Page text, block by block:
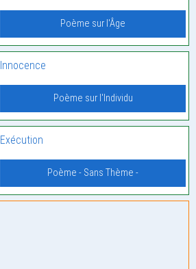
Poème sur l'Âge
Innocence
Poème sur l'Individu
Exécution
Poème - Sans Thème -